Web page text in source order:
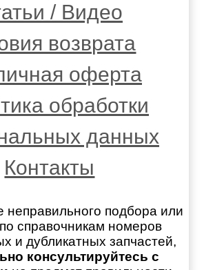
/ Видео
возврата
оферта
обработки
данных
Контакты
неправильного подбора или
справочникам номеров
и дубликатных запчастей,
консультируйтесь с